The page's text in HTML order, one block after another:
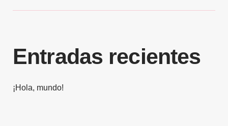
Entradas recientes
¡Hola, mundo!